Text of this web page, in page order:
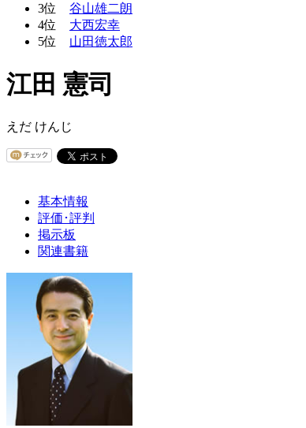
3位 谷山雄二朗
4位 大西宏幸
5位 山田徳太郎
江田 憲司
えだ けんじ
基本情報
評価･評判
掲示板
関連書籍